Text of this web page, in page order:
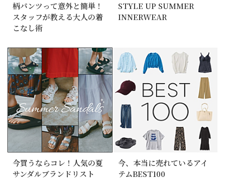
柄パンツって意外と簡単！
スタッフが教える大人の着
こなし術
STYLE UP SUMMER
INNERWEAR
今買うならコレ！人気の夏
サンダルブランドリスト
今、本当に売れているアイ
テムBEST100